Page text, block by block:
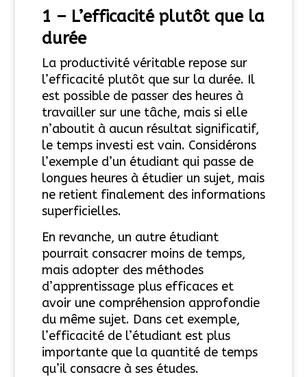
1 – L’efficacité plutôt que la
durée
La productivité véritable repose sur
l’efficacité plutôt que sur la durée. Il
est possible de passer des heures à
travailler sur une tâche, mais si elle
n’aboutit à aucun résultat significatif,
le temps investi est vain. Considérons
l’exemple d’un étudiant qui passe de
longues heures à étudier un sujet, mais
ne retient finalement des informations
superficielles.
En revanche, un autre étudiant
pourrait consacrer moins de temps,
mais adopter des méthodes
d’apprentissage plus efficaces et
avoir une compréhension approfondie
du même sujet. Dans cet exemple,
l’efficacité de l’étudiant est plus
importante que la quantité de temps
qu’il consacre à ses études.